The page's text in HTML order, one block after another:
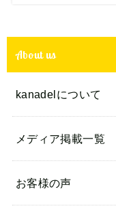
About us
kanadelについて
メディア掲載一覧
お客様の声